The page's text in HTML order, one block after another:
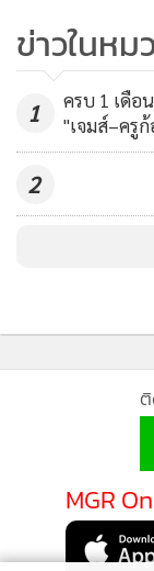
#mylove
#momandson
A post shared by
ข่าวในห
1
ครบ 1 เดือ
"เจมส์–ครู
2
MGR